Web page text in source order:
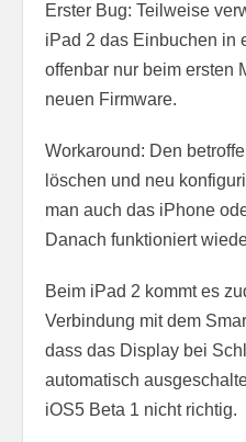
Erster Bug: Teilweise
iPad 2 das Einbuchen in
offenbar nur beim ersten
neuen Firmware.
Workaround: Den
löschen und neu
man auch das iPhone
Danach funktioniert
Beim iPad 2 kommt es
Verbindung mit dem
dass das Display bei
automatisch
iOS5 Beta 1 nicht richtig.